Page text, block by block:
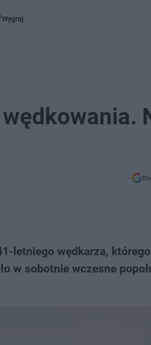
Wygraj
letniego wędkarza,
w sobotnie wczesne